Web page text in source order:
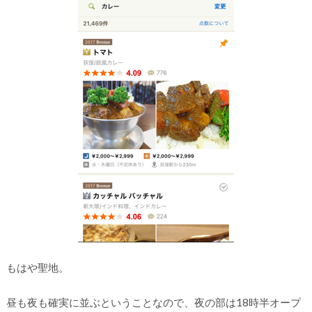
もはや聖地。
昼も夜も確実に並ぶということなので、夜の部は18時半オープ